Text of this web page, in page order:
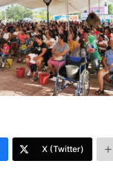
X (Twitter)